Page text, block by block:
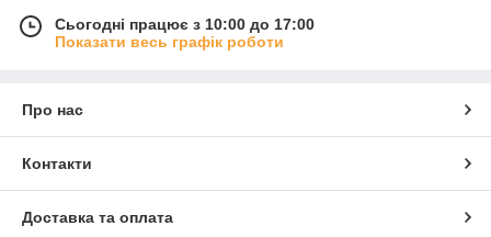
Сьогодні працює з 10:00 до 17:00
Показати весь графік роботи
Про нас
Контакти
Доставка та оплата